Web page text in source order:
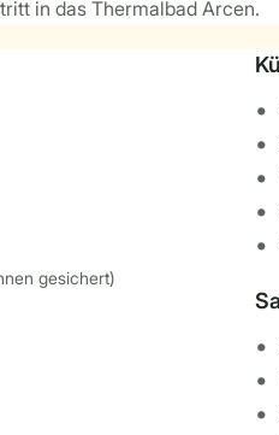
in das Thermalbad Arcen.
gesichert)